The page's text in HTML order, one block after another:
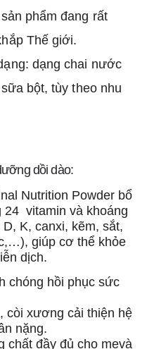
phẩm đang rất
Thế giới.
dạng chai nước
bột, tùy theo nhu
dồi dào:
Nutrition Powder bổ
24 vitamin và khoáng
K, canxi, kẽm, sắt,
giúp cơ thể khỏe
dịch.
chóng hồi phục sức
còi xương cải thiện hệ
nặng.
chất đầy đủ cho mẹvà